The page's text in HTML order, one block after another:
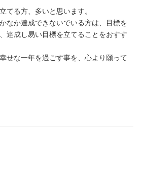
てる方、多いと思います。
なか達成できないでいる方は、目標を
達成し易い目標を立てることをおすす
せな一年を過ごす事を、心より願って